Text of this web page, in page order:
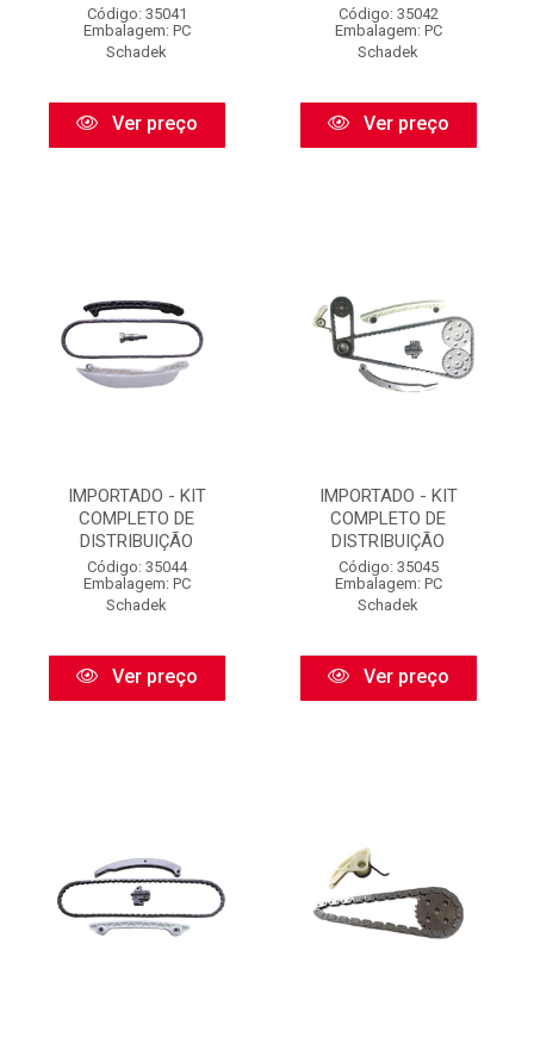
Código: 35041
Embalagem: PC
Schadek
Ver preço
Código: 35042
Embalagem: PC
Schadek
Ver preço
IMPORTADO - KIT
COMPLETO DE
DISTRIBUIÇÃO
Código: 35044
Embalagem: PC
Schadek
Ver preço
IMPORTADO - KIT
COMPLETO DE
DISTRIBUIÇÃO
Código: 35045
Embalagem: PC
Schadek
Ver preço